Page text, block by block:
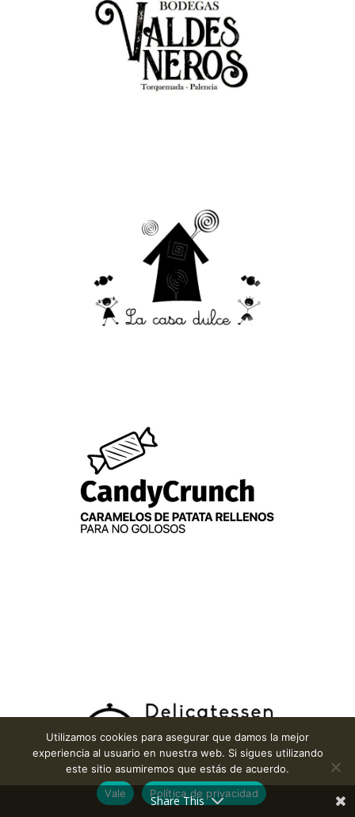
Share This
Utilizamos cookies para asegurar que damos la mejor
experiencia al usuario en nuestra web. Si sigues utilizando
este sitio asumiremos que estás de acuerdo.
Vale
Política de privacidad